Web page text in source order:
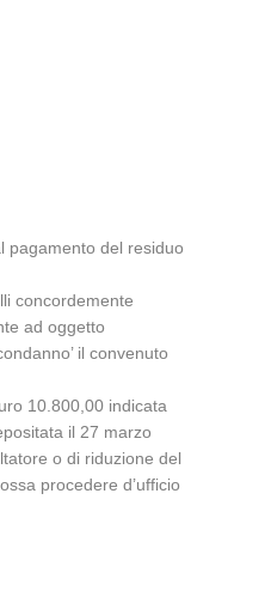
pagamento del residuo
concordemente
ad oggetto
il convenuto
10.800,00 indicata
il 27 marzo
o di riduzione del
procedere d’ufficio